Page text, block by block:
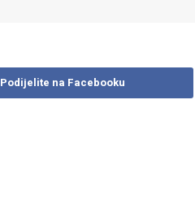
Podijelite na Facebooku